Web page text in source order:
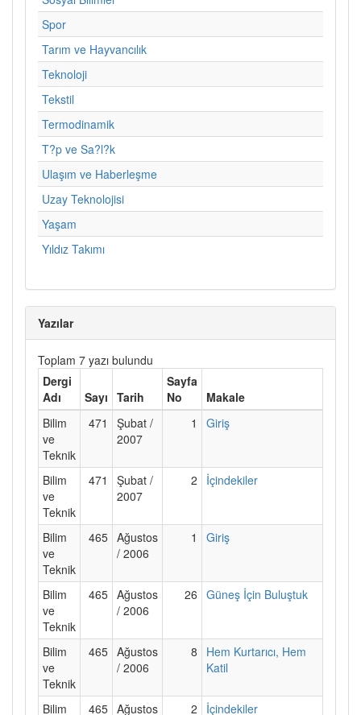
Spor
Tarım ve Hayvancılık
Teknoloji
Tekstil
Termodinamik
T?p ve Sa?l?k
Ulaşım ve Haberleşme
Uzay Teknolojisi
Yaşam
Yıldız Takımı
Yazılar
Toplam 7 yazı bulundu
Dergi
Adı
Sayı Tarih
Sayfa
No
Makale
Bilim
ve
Teknik
471
Şubat /
2007
1 Giriş
Bilim
ve
Teknik
471
Şubat /
2007
2 İçindekiler
Bilim
ve
Teknik
465 Ağustos
/ 2006
1 Giriş
Bilim
ve
Teknik
465 Ağustos
/ 2006
26 Güneş İçin Buluştuk
Bilim
ve
Teknik
465 Ağustos
/ 2006
8
Hem Kurtarıcı, Hem
Katil
Bilim 465 Ağustos 2 İçindekiler